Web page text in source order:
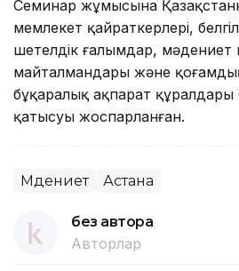
Семинар жұмысына
мемлекет қайраткерлері,
шетелдік ғалымдар, мәдениет
майталмандары және
бұқаралық ақпарат
қатысуы жоспарланған.
Мәдениет Астана
без автора
Авторлар